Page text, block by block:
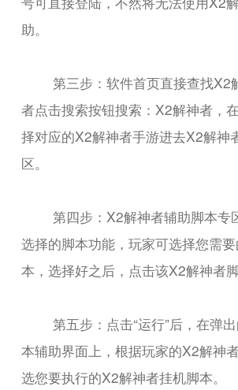
助。
第三步：软件首页直接查找X2
者点击搜索按钮搜索：X2解神者，
择对应的X2解神者手游进去X2解神
区。
第四步：X2解神者辅助脚本专
选择的脚本功能，玩家可选择您需
本，选择好之后，点击该X2解神者脚
第五步：点击“运行”后，在弹
本辅助界面上，根据玩家的X2解神
选您要执行的X2解神者挂机脚本。